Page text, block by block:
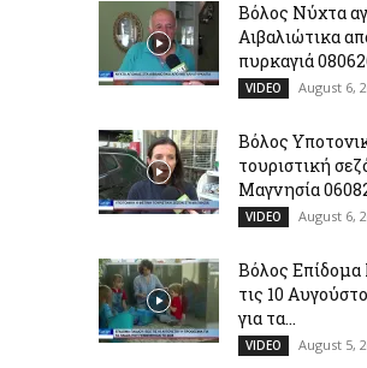
Βόλος Νύχτα
Αιβαλιώτικα
πυρκαγιά
VIDEO August 6,
Βόλος
τουριστική
Μαγνησία
VIDEO August 6,
Βόλος Επίδομα
τις 10
για τα...
VIDEO August 5,